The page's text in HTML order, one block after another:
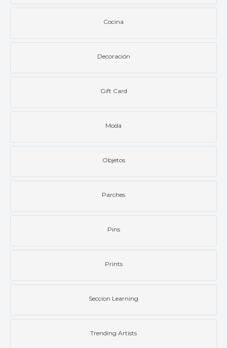
Cocina
Decoración
Gift Card
Moda
Objetos
Parches
Pins
Prints
Seccion Learning
Trending Artists